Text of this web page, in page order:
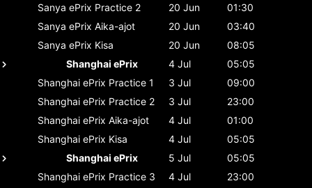
Sanya ePrix Practice 2 20 Jun
01:30
Sanya ePrix Aika-ajot 20 Jun
03:40
Sanya ePrix Kisa 20 Jun
08:05
Shanghai ePrix
4 Jul
05:05
Shanghai ePrix Practice 1 3 Jul
09:00
Shanghai ePrix Practice 2 3 Jul
23:00
Shanghai ePrix Aika-ajot 4 Jul
01:00
Shanghai ePrix Kisa 4 Jul
05:05
Shanghai ePrix
5 Jul
05:05
Shanghai ePrix Practice 3 4 Jul
23:00